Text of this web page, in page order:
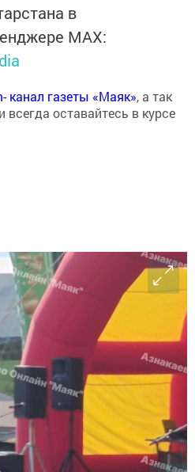
в
MАХ:
канал газеты «Маяк», а так
и всегда оставайтесь в курсе